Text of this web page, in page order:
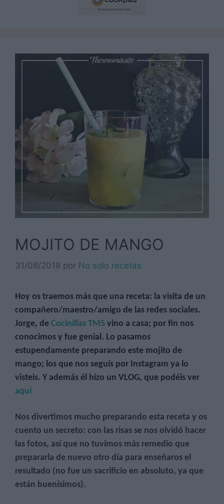
MOJITO DE MANGO
31/08/2018 por No solo recetas
Hoy os traemos más que una receta: la visita de un
compañero/maestro/amigo de las redes sociales.
Jorge, de Cocinillas TM5 vino a casa; por fin nos
conocimos y fue genial. Lo pasamos
estupendamente preparando este mojito de
mango; los que nos seguís por Instagram ya lo
visteis. Y además él hizo un VLOG, que podéis ver
aquí
Nos divertimos mucho preparando esta receta y os
cuento un secreto: con las risas se nos olvidó hacer
las fotos, así que no tuvimos más remedio que
prepararla de nuevo otro día para enseñaros el
resultado (no fue un sacrificio en absoluto, ya que
están buenísimos).